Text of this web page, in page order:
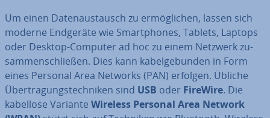
Um einen Da­ten­aus­tausch zu er­mög­li­chen, lassen sich
moderne Endgeräte wie Smart­phones, Tablets, Laptops
oder Desktop-Computer ad hoc zu einem Netzwerk zu­
sam­men­schlie­ßen. Dies kann ka­bel­ge­bun­den in Form
eines Personal Area Networks (PAN) erfolgen. Übliche
Über­tra­gungs­tech­ni­ken sind USB oder FireWire. Die
kabellose Variante Wireless Personal Area Network